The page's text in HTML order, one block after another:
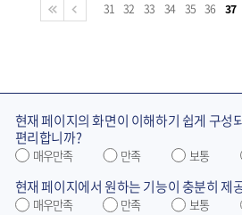
31 32 33 34 35 36 37
현재 페이지의 화면이 이해하기 쉽게 구성
편리합니까?
매우만족 만족 보통
현재 페이지에서 원하는 기능이 충분히 제
매우만족 만족 보통